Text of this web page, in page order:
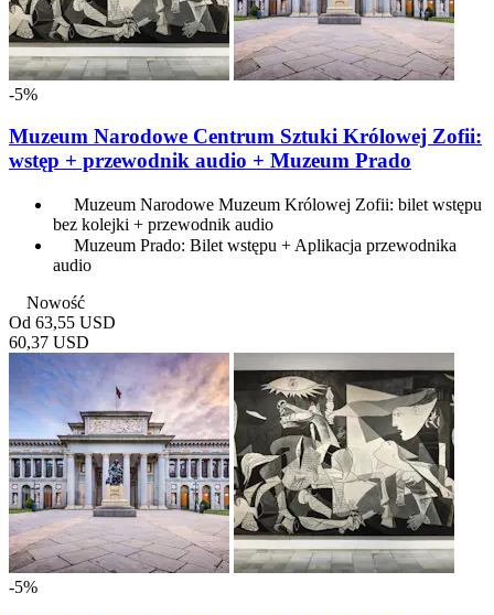
-5%
Muzeum Narodowe Centrum Sztuki Królowej Zofii:
wstęp + przewodnik audio + Muzeum Prado
Muzeum Narodowe Muzeum Królowej Zofii: bilet wstępu
bez kolejki + przewodnik audio
Muzeum Prado: Bilet wstępu + Aplikacja przewodnika
audio
Nowość
Od 63,55 USD
60,37 USD
-5%